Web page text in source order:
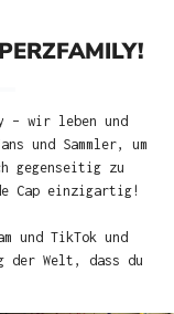
– wir leben und
und Sammler, um
gegenseitig zu
Cap einzigartig!
und TikTok und
der Welt, dass du